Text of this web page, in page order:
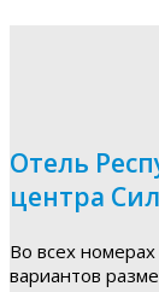
Отель
центра
Во всех
вариантов